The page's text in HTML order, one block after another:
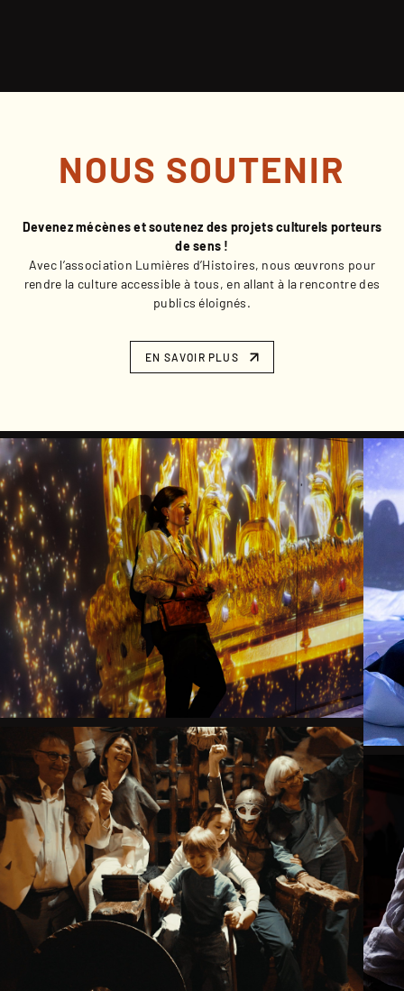
NOUS SOUTENIR
Devenez mécènes et soutenez des projets culturels porteurs
de sens !
Avec l’association Lumières d’Histoires, nous œuvrons pour
rendre la culture accessible à tous, en allant à la rencontre des
publics éloignés.
EN SAVOIR PLUS